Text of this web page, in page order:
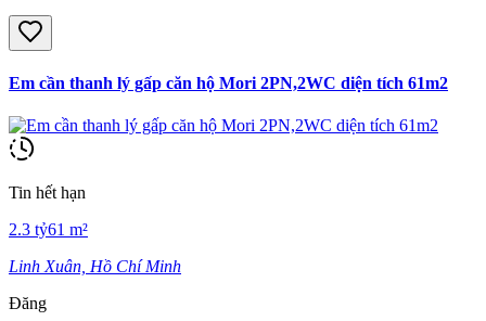
Em cần thanh lý gấp căn hộ Mori 2PN,2WC diện tích 61m2
Tin hết hạn
2.3 tỷ61 m²
Linh Xuân, Hồ Chí Minh
Đăng